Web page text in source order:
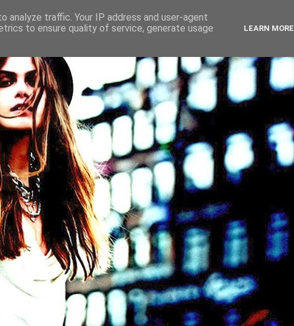
traffic. Your IP address and user-agent
to ensure quality of service, generate usage
LEARN MORE